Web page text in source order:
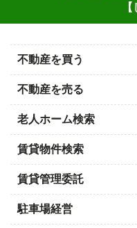
不動産を買う
不動産を売る
老人ホーム検索
賃貸物件検索
賃貸管理委託
駐車場経営